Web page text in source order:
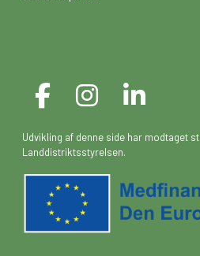
Udvikling af denne side har modtaget
Landdistriktsstyrelsen.